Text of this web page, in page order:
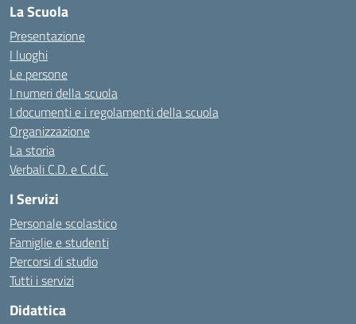
La Scuola
Presentazione
I luoghi
Le persone
I numeri della scuola
I documenti e i regolamenti della scuola
Organizzazione
La storia
Verbali C.D. e C.d.C.
I Servizi
Personale scolastico
Famiglie e studenti
Percorsi di studio
Tutti i servizi
Didattica